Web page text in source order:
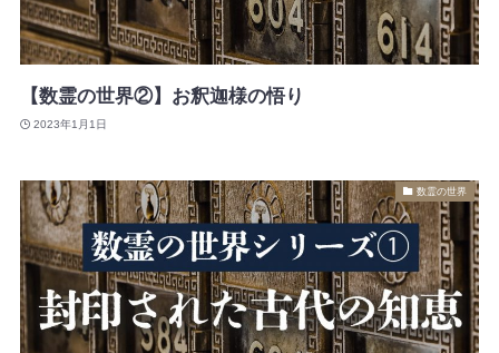
【数霊の世界②】お釈迦様の悟り
2023年1月1日
数霊の世界